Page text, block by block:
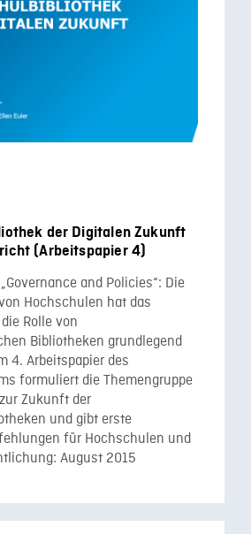
der Digitalen Zukunft
(Arbeitspapier 4)
and Policies“: Die
Hochschulen hat das
Rolle von
Bibliotheken grundlegend
4. Arbeitspapier des
formuliert die Themengruppe
Zukunft der
und gibt erste
für Hochschulen und
August 2015